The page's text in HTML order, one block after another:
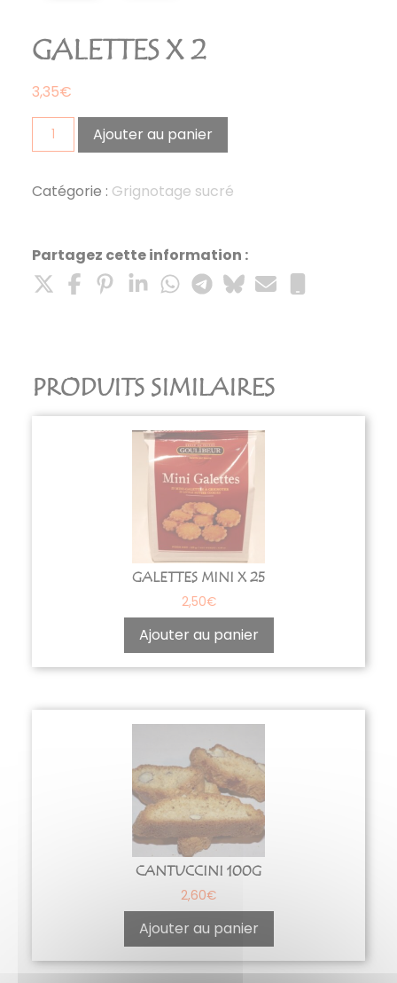
GALETTES X 2
3,35€
quantité
de
x
Ajouter au panier
Catégorie : Grignotage sucré
Partagez cette information :
PRODUITS SIMILAIRES
GALETTES MINI X 25
2,50€
Ajouter au panier
CANTUCCINI 100G
2,60€
Ajouter au panier